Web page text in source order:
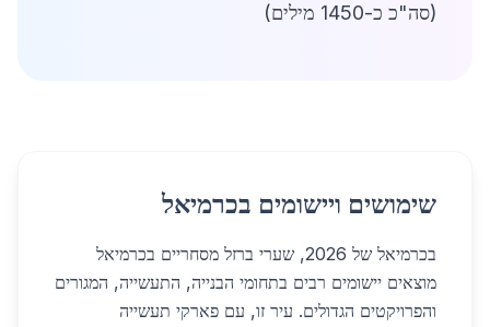
(סה"כ כ-1450 מילים)
שימושים ויישומים בכרמיאל
בכרמיאל של 2026, שערי ברזל מסחריים בכרמיאל
מוצאים יישומים רבים בתחומי הבנייה, התעשייה, המגורים
והפרויקטים הגדולים. עיר זו, עם פארקי תעשייה